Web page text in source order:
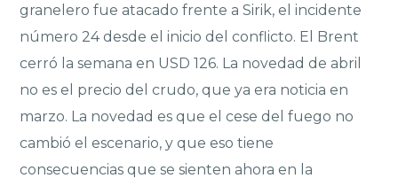
granelero fue atacado frente a Sirik, el incidente
número 24 desde el inicio del conflicto. El Brent
cerró la semana en USD 126. La novedad de abril
no es el precio del crudo, que ya era noticia en
marzo. La novedad es que el cese del fuego no
cambió el escenario, y que eso tiene
consecuencias que se sienten ahora en la